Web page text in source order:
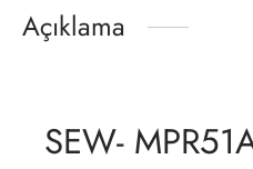
Açıklama
SEW-